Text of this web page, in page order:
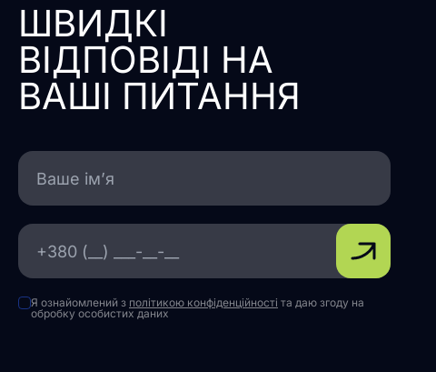
ШВИДКІ
ВІДПОВІДІ НА
ВАШІ ПИТАННЯ
Я ознайомлений з політикою конфіденційності та даю згоду на
обробку особистих даних